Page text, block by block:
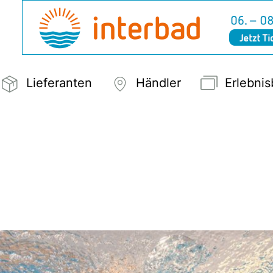
Lieferanten Händler